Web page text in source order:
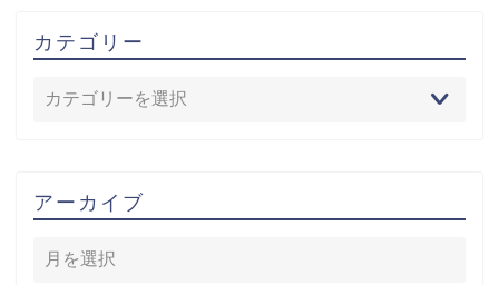
カテゴリー
アーカイブ